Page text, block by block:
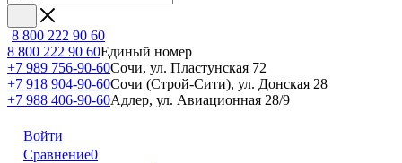
8 800 222 90 60
8 800 222 90 60Единый номер
+7 989 756-90-60Сочи, ул. Пластунская 72
+7 918 904-90-60Сочи (Строй-Сити), ул. Донская 28
+7 988 406-90-60Адлер, ул. Авиационная 28/9
Войти
Сравнение0